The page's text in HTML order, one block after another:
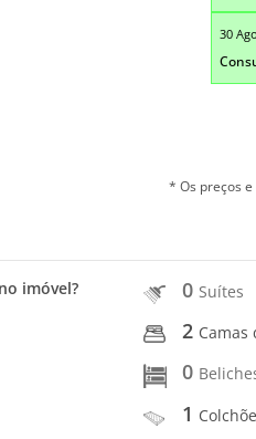
30 Ago
* Os preços
imóvel? 0 Suítes
2 Camas
0
1